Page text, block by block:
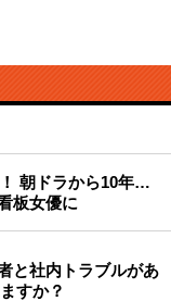
朝ドラから10年…
板女優に
と社内トラブルがあ
すか？